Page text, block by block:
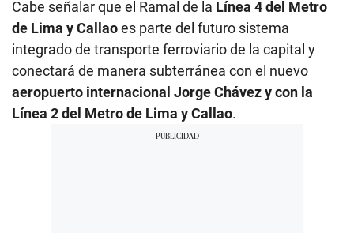
Cabe señalar que el Ramal de la Línea 4 del Metro
de Lima y Callaoes parte del futuro sistema
integrado de transporte ferroviario de la capital y
conectará de manera subterránea con el nuevo
aeropuerto internacional Jorge Chávez y con la
Línea 2 del Metro de Lima y Callao.